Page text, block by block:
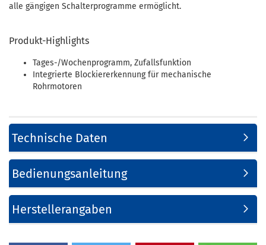
alle gängigen Schalterprogramme ermöglicht.
Produkt-Highlights
Tages-/Wochenprogramm, Zufallsfunktion
Integrierte Blockiererkennung für mechanische
Rohrmotoren
Technische Daten
Bedienungsanleitung
Herstellerangaben